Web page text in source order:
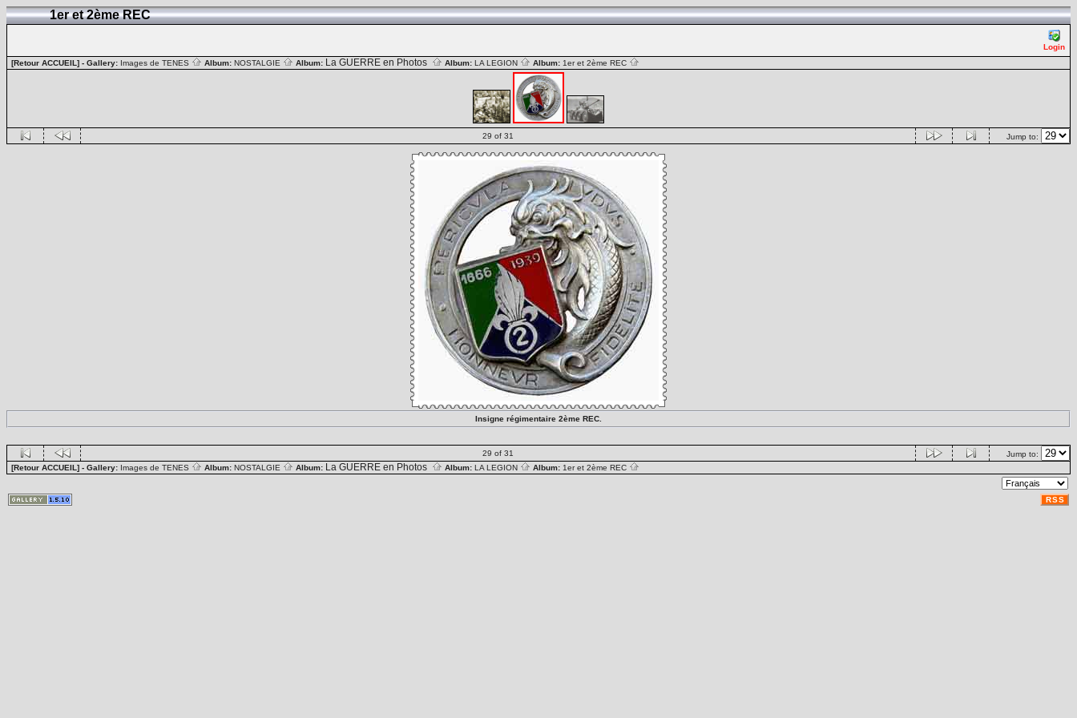
1er et 2ème REC
Login
[Retour ACCUEIL] - Gallery: Images de TENES Album: NOSTALGIE Album: La GUERRE en Photos Album: LA LEGION Album: 1er et 2ème REC
29 of 31 Jump to:
Insigne régimentaire 2ème REC.
29 of 31
Jump to:
[Retour ACCUEIL] - Gallery: Images de TENES Album: NOSTALGIE Album: La GUERRE en Photos Album: LA LEGION Album: 1er et 2ème REC
RSS